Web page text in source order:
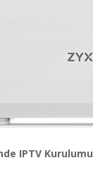
IPTV Kurulumu